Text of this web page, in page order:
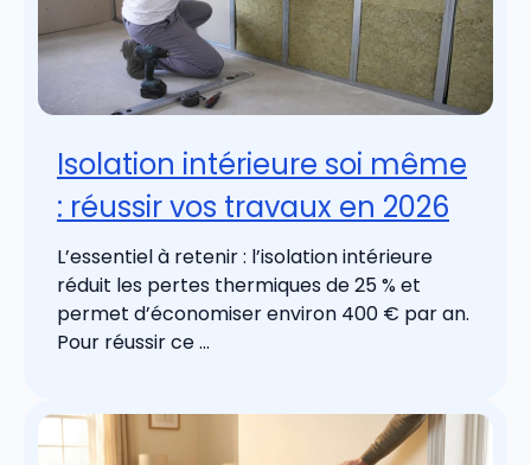
Isolation intérieure soi même
: réussir vos travaux en 2026
L’essentiel à retenir : l’isolation intérieure
réduit les pertes thermiques de 25 % et
permet d’économiser environ 400 € par an.
Pour réussir ce ...